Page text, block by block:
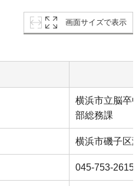
画面サイズで表示
横浜市立脳卒
部総務課
横浜市磯子区
045-753-2615